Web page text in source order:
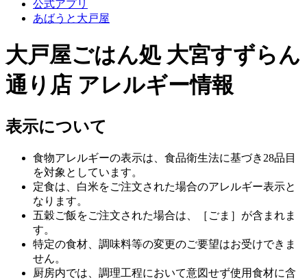
公式アプリ
あばうと大戸屋
大戸屋ごはん処 大宮すずらん
通り店 アレルギー情報
表示について
食物アレルギーの表示は、食品衛生法に基づき28品目
を対象としています。
定食は、白米をご注文された場合のアレルギー表示と
なります。
五穀ご飯をご注文された場合は、［ごま］が含まれま
す。
特定の食材、調味料等の変更のご要望はお受けできま
せん。
厨房内では、調理工程において意図せず使用食材に含